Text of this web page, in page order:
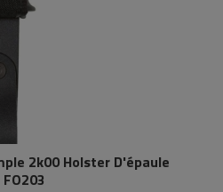
2k00 Holster D'épaule
FO203